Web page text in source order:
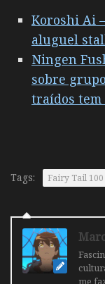
Koroshi Ai
aluguel
Ningen
sobre
traídos tem
Tags: Fairy Tail 100
me